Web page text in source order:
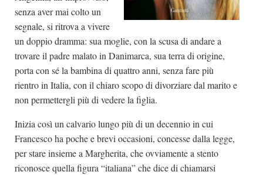
senza aver mai colto un
segnale, si ritrova a vivere
un doppio dramma: sua moglie, con la scusa di andare a
trovare il padre malato in Danimarca, sua terra di origine,
porta con sé la bambina di quattro anni, senza fare più
rientro in Italia, con il chiaro scopo di divorziare dal marito e
non permettergli più di vedere la figlia.
Inizia così un calvario lungo più di un decennio in cui
Francesco ha poche e brevi occasioni, concesse dalla legge,
per stare insieme a Margherita, che ovviamente a stento
riconosce quella figura “italiana” che dice di chiamarsi